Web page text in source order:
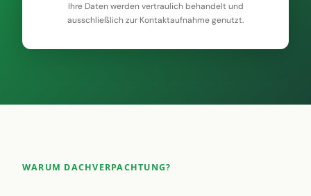
Ihre Daten werden vertraulich behandelt und
ausschließlich zur Kontaktaufnahme genutzt.
WARUM DACHVERPACHTUNG?